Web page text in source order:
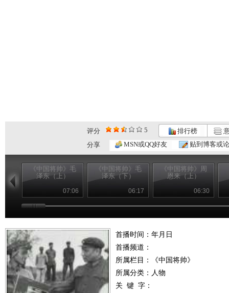
评分 5 排行榜
分享
MSN或QQ好友 贴到博客或
《中国将帅》毛
泽东（上）
07:06
《中国将帅》毛
泽东（下）
06:17
《中国将帅》周
恩来（上）
06:30
首播时间：年月日
首播频道：
所属栏目：
《中国将帅》
所属分类：人物
关 键 字：